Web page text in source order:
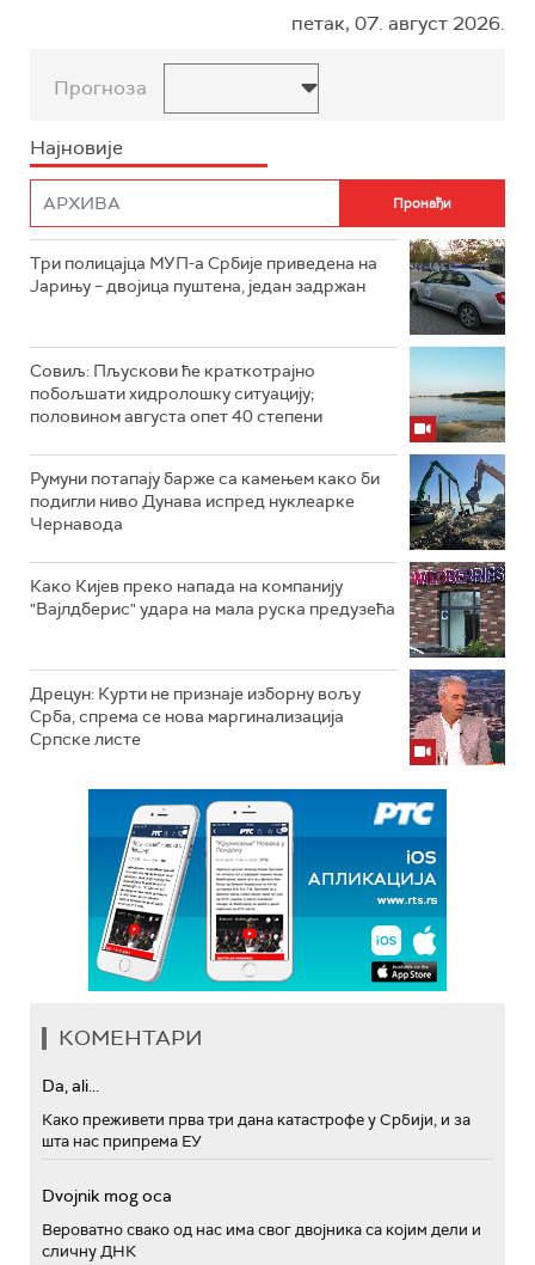
петак, 07. август 2026.
Прогноза
Најновије
Три полицајца МУП-а Србије приведена на
Јарињу – двојица пуштена, један задржан
Совиљ: Пљускови ће краткотрајно
побољшати хидролошку ситуацију;
половином августа опет 40 степени
Румуни потапају барже са камењем како би
подигли ниво Дунава испред нуклеарке
Чернавода
Како Кијев преко напада на компанију
"Вајлдберис" удара на мала руска предузећа
Дрецун: Курти не признаје изборну вољу
Срба, спрема се нова маргинализација
Српске листе
КОМЕНТАРИ
Da, ali...
Како преживети прва три дана катастрофе у Србији, и за
шта нас припрема ЕУ
Dvojnik mog oca
Вероватно свако од нас има свог двојника са којим дели и
сличну ДНК